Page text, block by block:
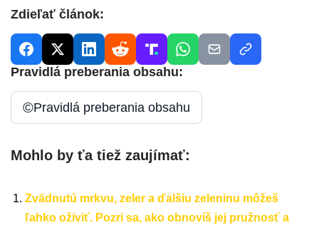
Zdieľať článok:
Pravidlá preberania obsahu:
©Pravidlá preberania obsahu
Mohlo by ťa tiež zaujímať:
Zvädnutú mrkvu, zeler a ďalšiu zeleninu môžeš
ľahko oživiť. Pozri sa, ako obnovíš jej pružnosť a